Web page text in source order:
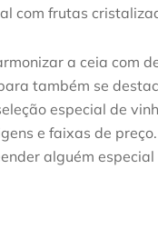
com frutas
a ceia com
também se
especial de
e faixas de
alguém